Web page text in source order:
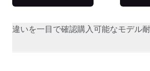
違いを一目で確認購入可能なモデル